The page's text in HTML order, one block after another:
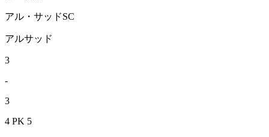
アル・サッドSC
アルサッド
3
-
3
4 PK 5